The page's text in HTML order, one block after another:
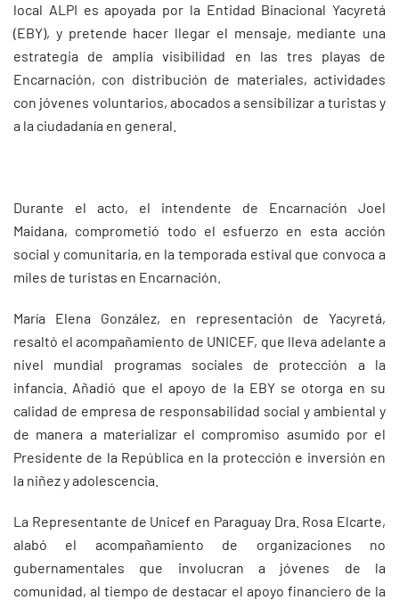
local ALPI es apoyada por la Entidad Binacional Yacyretá
(EBY), y pretende hacer llegar el mensaje, mediante una
estrategia de amplia visibilidad en las tres playas de
Encarnación, con distribución de materiales, actividades
con jóvenes voluntarios, abocados a sensibilizar a turistas y
a la ciudadanía en general.
Durante el acto, el intendente de Encarnación Joel
Maidana, comprometió todo el esfuerzo en esta acción
social y comunitaria, en la temporada estival que convoca a
miles de turistas en Encarnación.
María Elena González, en representación de Yacyretá,
resaltó el acompañamiento de UNICEF, que lleva adelante a
nivel mundial programas sociales de protección a la
infancia. Añadió que el apoyo de la EBY se otorga en su
calidad de empresa de responsabilidad social y ambiental y
de manera a materializar el compromiso asumido por el
Presidente de la República en la protección e inversión en
la niñez y adolescencia.
La Representante de Unicef en Paraguay Dra. Rosa Elcarte,
alabó el acompañamiento de organizaciones no
gubernamentales que involucran a jóvenes de la
comunidad, al tiempo de destacar el apoyo financiero de la